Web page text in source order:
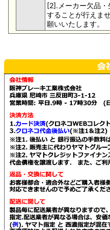
[2].メーカー欠品
することが行えま
願いいたします。